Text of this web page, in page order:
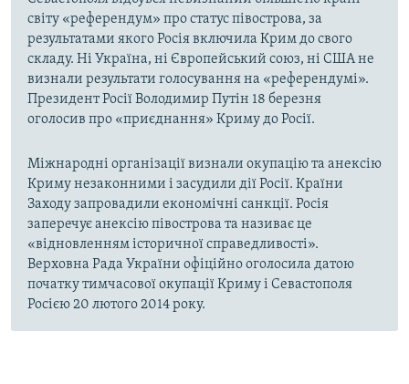
світу «референдум» про статус півострова, за
результатами якого Росія включила Крим до свого
складу. Ні Україна, ні Європейський союз, ні США не
визнали результати голосування на «референдумі».
Президент Росії Володимир Путін 18 березня
оголосив про «приєднання» Криму до Росії.
Міжнародні організації визнали окупацію та анексію
Криму незаконними і засудили дії Росії. Країни
Заходу запровадили економічні санкції. Росія
заперечує анексію півострова та називає це
«відновленням історичної справедливості».
Верховна Рада України офіційно оголосила датою
початку тимчасової окупації Криму і Севастополя
Росією 20 лютого 2014 року.